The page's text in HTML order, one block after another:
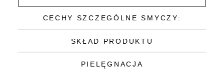
CECHY SZCZEGÓLNE SMYCZY:
SKŁAD PRODUKTU
PIELĘGNACJA